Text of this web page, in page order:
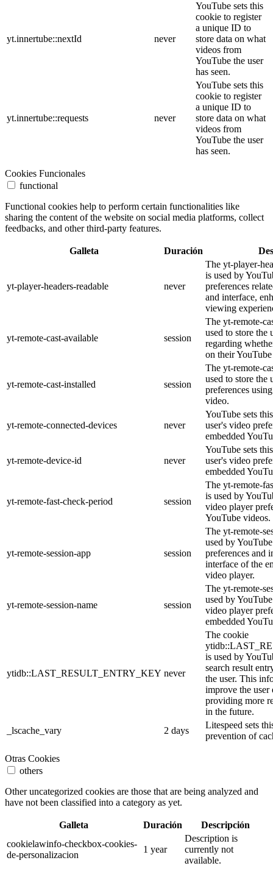
yt.innertube::nextId never
YouTube sets this
cookie to register
a unique ID to
store data on what
videos from
YouTube the user
has seen.
yt.innertube::requests never
YouTube sets this
cookie to register
a unique ID to
store data on what
videos from
YouTube the user
has seen.
Cookies Funcionales
functional
Functional cookies help to perform certain functionalities like
sharing the content of the website on social media platforms, collect
feedbacks, and other third-party features.
Galleta Duración
yt-player-headers-readable never
The yt-player-
is used by
preferences
and interface,
viewing
yt-remote-cast-available session
The yt-remote-
used to store the
regarding
on their
yt-remote-cast-installed session
The yt-remote-
used to store the
preferences
video.
yt-remote-connected-devices never
YouTube sets
user's video
embedded
yt-remote-device-id never
YouTube sets
user's video
embedded
yt-remote-fast-check-period session
The yt-remote-
is used by
video player
YouTube videos.
yt-remote-session-app session
The yt-remote-
used by
preferences and
interface of the
video player.
yt-remote-session-name session
The yt-remote-
used by
video player
embedded
ytidb::LAST_RESULT_ENTRY_KEY never
The cookie
is used by
search result
the user. This
improve the user
providing more
in the future.
_lscache_vary
2 days
Litespeed sets
prevention of
Otras Cookies
others
Other uncategorized cookies are those that are being analyzed and
have not been classified into a category as yet.
Galleta Duración
Descripción
cookielawinfo-checkbox-cookies-
de-personalizacion
1 year
Description is
currently not
available.